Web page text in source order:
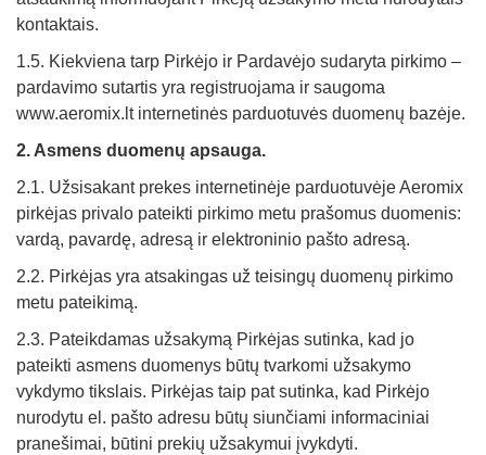
kontaktais.
1.5. Kiekviena tarp Pirkėjo ir Pardavėjo sudaryta pirkimo –
pardavimo sutartis yra registruojama ir saugoma
www.aeromix.lt internetinės parduotuvės duomenų bazėje.
2. Asmens duomenų apsauga.
2.1. Užsisakant prekes internetinėje parduotuvėje Aeromix
pirkėjas privalo pateikti pirkimo metu prašomus duomenis:
vardą, pavardę, adresą ir elektroninio pašto adresą.
2.2. Pirkėjas yra atsakingas už teisingų duomenų pirkimo
metu pateikimą.
2.3. Pateikdamas užsakymą Pirkėjas sutinka, kad jo
pateikti asmens duomenys būtų tvarkomi užsakymo
vykdymo tikslais. Pirkėjas taip pat sutinka, kad Pirkėjo
nurodytu el. pašto adresu būtų siunčiami informaciniai
pranešimai, būtini prekių užsakymui įvykdyti.